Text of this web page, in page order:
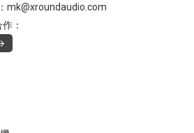
mk@xroundaudio.com
：